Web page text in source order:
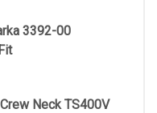
3392-00
Neck TS400V